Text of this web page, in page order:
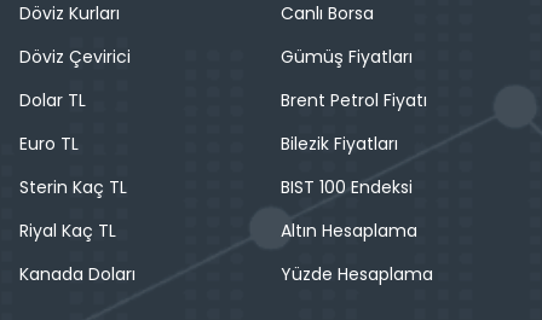
Döviz Kurları
Döviz Çevirici
Dolar TL
Euro TL
Sterin Kaç TL
Riyal Kaç TL
Kanada Doları
Canlı Borsa
Gümüş Fiyatları
Brent Petrol Fiyatı
Bilezik Fiyatları
BIST 100 Endeksi
Altın Hesaplama
Yüzde Hesaplama